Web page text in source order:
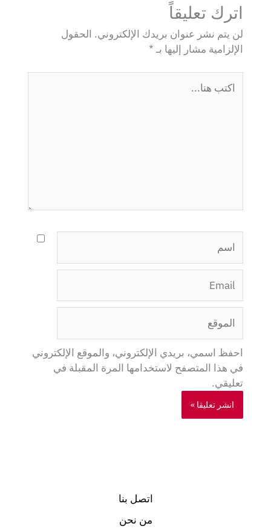
اترك تعليقاً
لن يتم نشر عنوان بريدك الإلكتروني. الحقول
الإلزامية مشار إليها بـ *
هنا...
احفظ اسمي، بريدي الإلكتروني، والموقع الإلكتروني
في هذا المتصفح لاستخدامها المرة المقبلة في
تعليقي.
اتصل بنا
من نحن